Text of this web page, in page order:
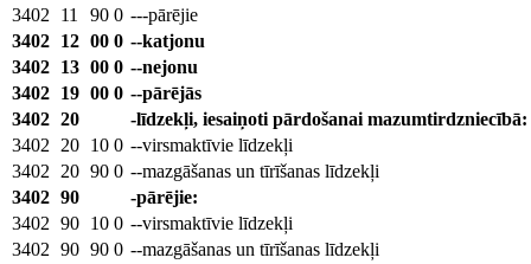
3402
11 90 0 ---pārējie
3402 12 00 0 --katjonu
3402 13 00 0 --nejonu
3402 19 00 0 --pārējās
3402 20
-līdzekļi, iesaiņoti pārdošanai mazumtirdzniecībā:
3402
20 10 0 --virsmaktīvie līdzekļi
3402
20 90 0 --mazgāšanas un tīrīšanas līdzekļi
3402 90
-pārējie:
3402 90 10 0 --virsmaktīvie līdzekļi
3402 90 90 0 --mazgāšanas un tīrīšanas līdzekļi